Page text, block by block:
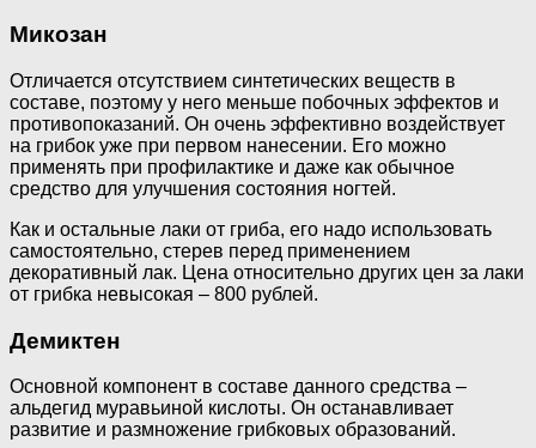
Микозан
Отличается отсутствием синтетических веществ в
составе, поэтому у него меньше побочных эффектов и
противопоказаний. Он очень эффективно воздействует
на грибок уже при первом нанесении. Его можно
применять при профилактике и даже как обычное
средство для улучшения состояния ногтей.
Как и остальные лаки от гриба, его надо использовать
самостоятельно, стерев перед применением
декоративный лак. Цена относительно других цен за лаки
от грибка невысокая – 800 рублей.
Демиктен
Основной компонент в составе данного средства –
альдегид муравьиной кислоты. Он останавливает
развитие и размножение грибковых образований.